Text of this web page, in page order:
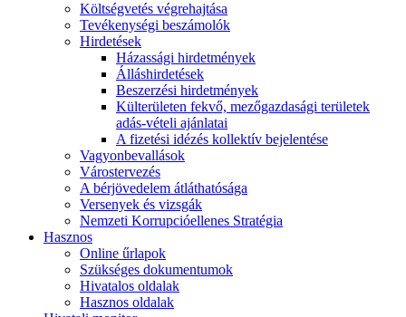
Költségvetés végrehajtása
Tevékenységi beszámolók
Hirdetések
Házassági hirdetmények
Álláshirdetések
Beszerzési hirdetmények
Külterületen fekvő, mezőgazdasági területek
adás-vételi ajánlatai
A fizetési idézés kollektív bejelentése
Vagyonbevallások
Várostervezés
A bérjövedelem átláthatósága
Versenyek és vizsgák
Nemzeti Korrupcióellenes Stratégia
Hasznos
Online űrlapok
Szükséges dokumentumok
Hivatalos oldalak
Hasznos oldalak